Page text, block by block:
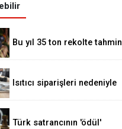
Bu yıl 35 ton rekolte tahmin
Isıtıcı siparişleri nedeniyle
Türk satrancının 'ödül'